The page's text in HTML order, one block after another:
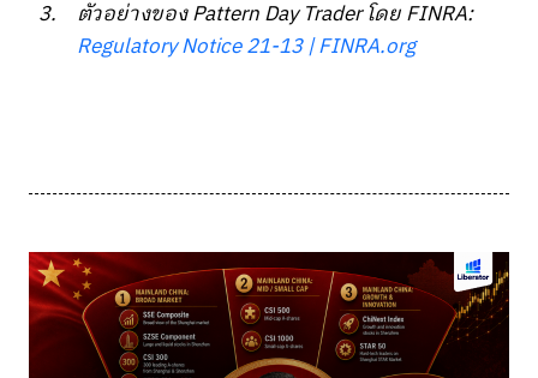
ตัวอย่างของ Pattern Day Trader โดย FINRA:
Regulatory Notice 21-13 | FINRA.org